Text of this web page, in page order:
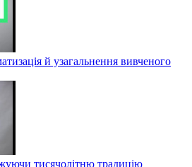
й узагальнення вивченого
тисячолітню традицію